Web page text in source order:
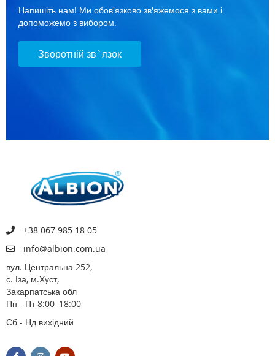
Напишіть нам! Ми обов'язково зв'яжемося з вами і
допоможемо з вибором.
Зворотній зв`язок
+38 067 985 18 05
info@albion.com.ua
вул. Центральна 252,
с. Іза, м.Хуст,
Закарпатська обл
Пн - Пт 8:00–18:00
Сб - Нд вихідний